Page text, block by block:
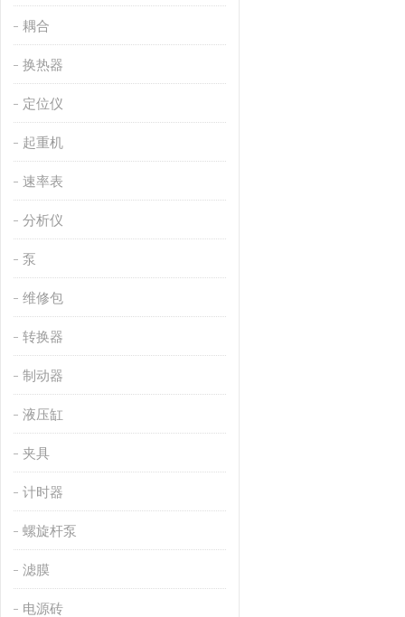
耦合
换热器
定位仪
起重机
速率表
分析仪
泵
维修包
转换器
制动器
液压缸
夹具
计时器
螺旋杆泵
滤膜
电源砖